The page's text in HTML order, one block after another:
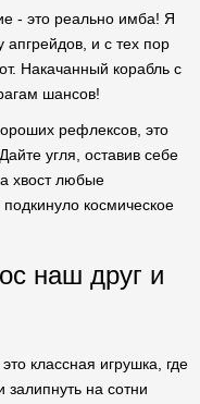
- это реально имба! Я
апгрейдов, и с тех пор
Накачанный корабль с
шансов!
рефлексов, это
угля, оставив себе
хвост любые
космическое
наш друг и
классная игрушка, где
на сотни